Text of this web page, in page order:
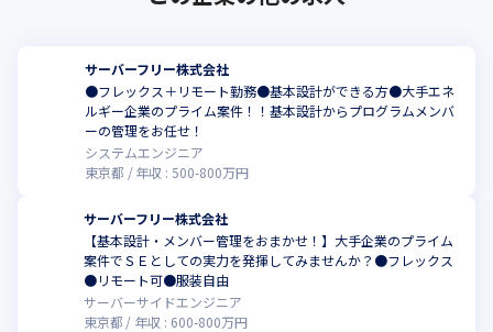
サーバーフリー株式会社
●フレックス＋リモート勤務●基本設計ができる方●大手エネ
ルギー企業のプライム案件！！基本設計からプログラムメンバ
ーの管理をお任せ！
システムエンジニア
東京都
年収 : 500-800万円
サーバーフリー株式会社
【基本設計・メンバー管理をおまかせ！】大手企業のプライム
案件でＳＥとしての実力を発揮してみませんか？●フレックス
●リモート可●服装自由
サーバーサイドエンジニア
東京都
年収 : 600-800万円